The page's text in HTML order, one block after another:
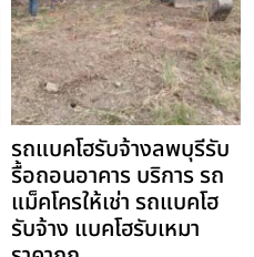
รถแบคโฮรับจ้างลพบุรีรับ
รื้อถอนอาคาร บริการ รถ
แม็คโครให้เช่า รถแบคโฮ
รับจ้าง แบคโฮรับเหมา